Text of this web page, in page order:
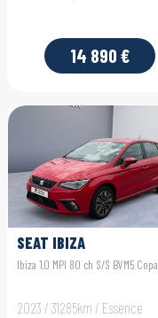
14 890 €
SEAT IBIZA
Ibiza 1.0 MPI 80 ch S/S BVM5 Copa
2023 / 31285km / Essence